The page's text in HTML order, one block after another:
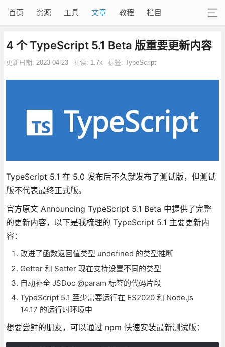
首页 资源 工具 文章 教程 栏目
4 个 TypeScript 5.1 Beta 版重要更新内容
更新日期: 2023-04-23 阅读: 1.7k 标签: TypeScript
TypeScript 5.1 在 5.0 发布后不久就发布了测试版，但测试
版不代表最终正式版。
官方原文 Announcing TypeScript 5.1 Beta 中提供了完整
的更新内容，以下是我梳理的 TypeScript 5.1 主要更新内
容：
改进了函数返回值类型 undefined 的类型推断
Getter 和 Setter 现在支持设置不同的类型
自动补全 JSDoc @param 标签的代码片段
TypeScript 5.1 至少需要运行在 ES2020 和 Node.js
14.17 的运行时环境中
想要尝鲜的朋友，可以通过 npm 快速安装最新测试版：